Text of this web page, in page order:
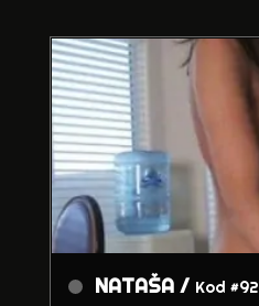
NATAŠA / Kod #92